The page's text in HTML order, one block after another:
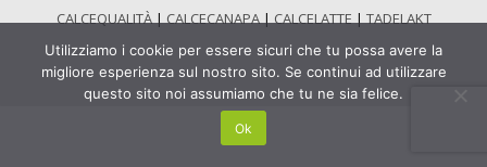
CALCEQUALITÀ|CALCECANAPA|CALCELATTE|TADELAKT
Utilizziamo i cookie per essere sicuri che tu possa avere la
migliore esperienza sul nostro sito. Se continui ad utilizzare
questo sito noi assumiamo che tu ne sia felice.
Ok